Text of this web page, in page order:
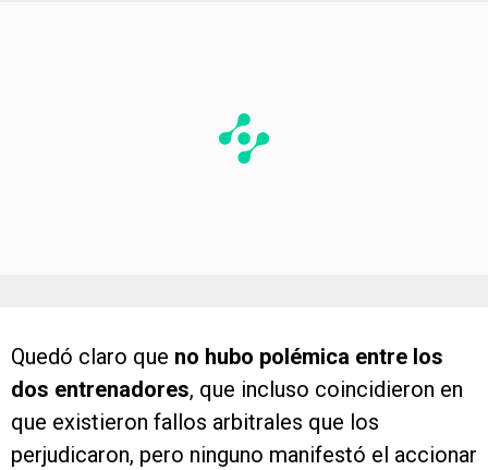
Quedó claro que no hubo polémica entre los
dos entrenadores, que incluso coincidieron en
que existieron fallos arbitrales que los
perjudicaron, pero ninguno manifestó el accionar